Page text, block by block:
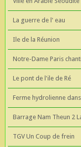
La guerre de l' eau
Ile de la Réunion
Notre-Dame Paris
Le pont de l'ile de Ré
Ferme hydrolienne
Barrage Nam Theun 2
TGV Un Coup de frein